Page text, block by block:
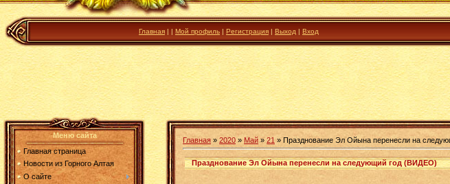
Главная | | Мой профиль | Регистрация | Выход | Вход
Меню сайта
Главная страница
Новости из Горного Алтая
О сайте
Главная » 2020 » Май » 21 » Празднование Эл Ойына перенесли на
Празднование Эл Ойына перенесли на следующий год (ВИДЕО)